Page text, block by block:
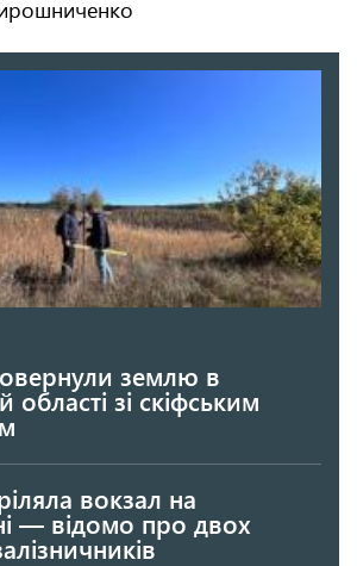
землю в
області зі скіфським
вокзал на
— відомо про двох